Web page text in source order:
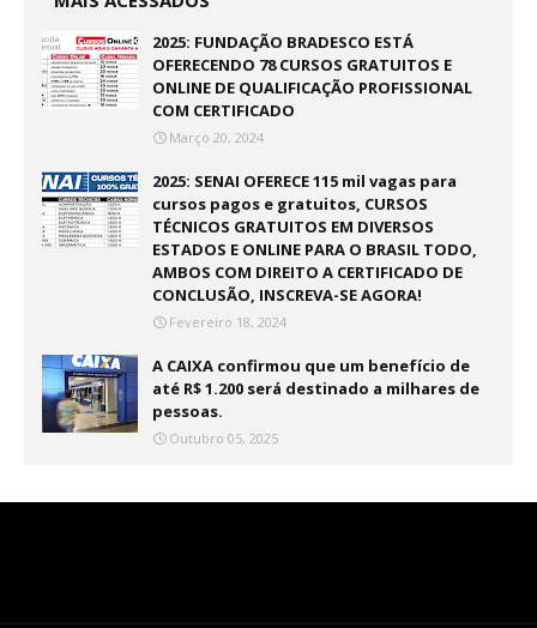
2025: FUNDAÇÃO BRADESCO ESTÁ
OFERECENDO 78 CURSOS GRATUITOS E
ONLINE DE QUALIFICAÇÃO PROFISSIONAL
COM CERTIFICADO
Março 20, 2024
2025: SENAI OFERECE 115 mil vagas para
cursos pagos e gratuitos, CURSOS
TÉCNICOS GRATUITOS EM DIVERSOS
ESTADOS E ONLINE PARA O BRASIL TODO,
AMBOS COM DIREITO A CERTIFICADO DE
CONCLUSÃO, INSCREVA-SE AGORA!
Fevereiro 18, 2024
A CAIXA confirmou que um benefício de
até R$ 1.200 será destinado a milhares de
pessoas.
Outubro 05, 2025